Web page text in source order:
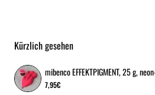
Kürzlich gesehen
mibenco EFFEKTPIGMENT, 25 g,
7,95€